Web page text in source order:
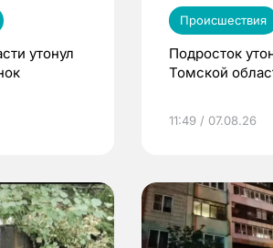
утонул
Происшествия
Подросток
Томской
11:49 / 07.08.26